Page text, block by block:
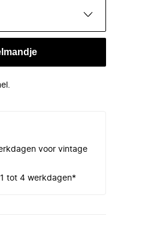
voor vintage
tot 4 werkdagen*